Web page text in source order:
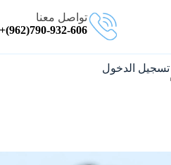
تواصل معنا
790-932-606(962)+
تسجيل الدخول